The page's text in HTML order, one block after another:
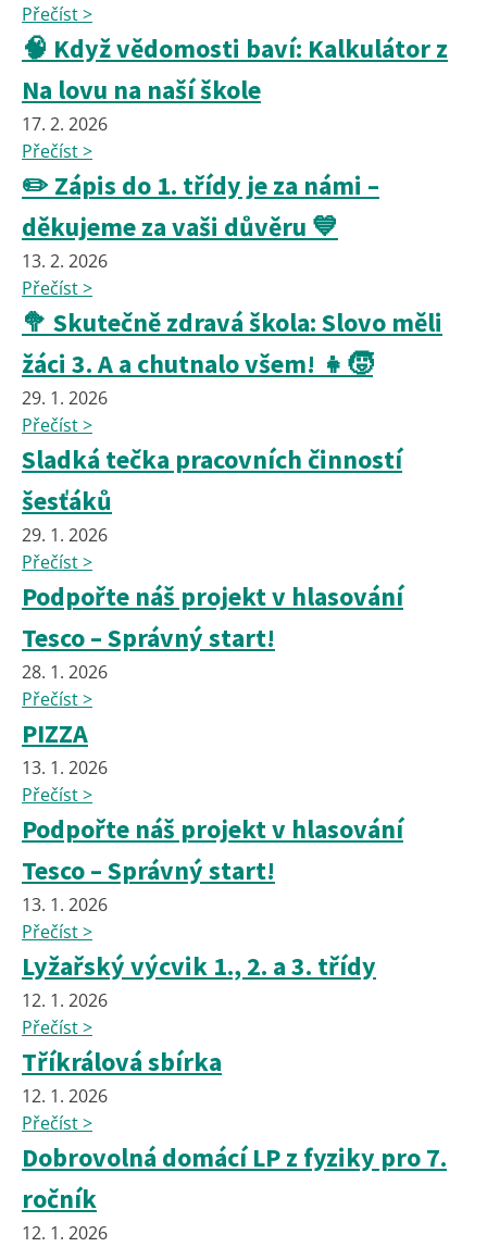
Přečíst >
🧠 Když vědomosti baví: Kalkulátor z
Na lovu na naší škole
17. 2. 2026
Přečíst >
✏️ Zápis do 1. třídy je za námi –
děkujeme za vaši důvěru 💙
13. 2. 2026
Přečíst >
🥦 Skutečně zdravá škola: Slovo měli
žáci 3. A a chutnalo všem! 👧🧒
29. 1. 2026
Přečíst >
Sladká tečka pracovních činností
šesťáků
29. 1. 2026
Přečíst >
Podpořte náš projekt v hlasování
Tesco – Správný start!
28. 1. 2026
Přečíst >
PIZZA
13. 1. 2026
Přečíst >
Podpořte náš projekt v hlasování
Tesco – Správný start!
13. 1. 2026
Přečíst >
Lyžařský výcvik 1., 2. a 3. třídy
12. 1. 2026
Přečíst >
Tříkrálová sbírka
12. 1. 2026
Přečíst >
Dobrovolná domácí LP z fyziky pro 7.
ročník
12. 1. 2026